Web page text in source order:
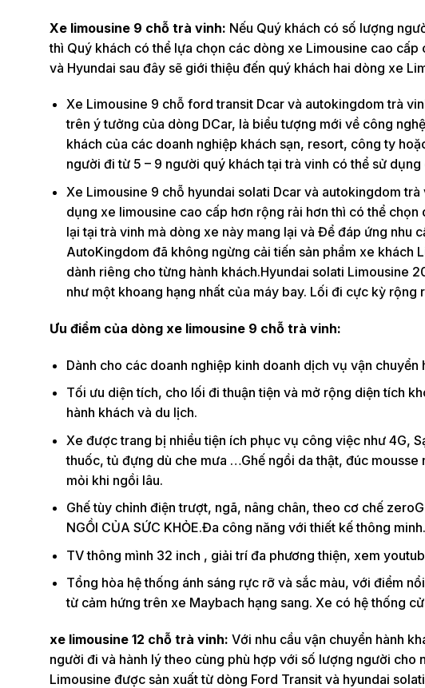
Xe limousine 9 chỗ trà vinh: Nếu Quý khách có số lượng
thì Quý khách có thể lựa chọn các dòng xe Limousine cao
và Hyundai sau đây sẽ giới thiệu đến quý khách hai dòng xe
Xe Limousine 9 chỗ ford transit Dcar và autokingdom trà
trên ý tưởng của dòng DCar, là biểu tượng mới về công
khách của các doanh nghiệp khách sạn, resort, công ty
người đi từ 5 – 9 người quý khách tại trà vinh có thể sử dụng
Xe Limousine 9 chỗ hyundai solati Dcar và autokingdom
dụng xe limousine cao cấp hơn rộng rải hơn thì có thể
lại tại trà vinh mà dòng xe này mang lại và Để đáp ứng nhu
AutoKingdom đã không ngừng cải tiến sản phẩm xe khách
dành riêng cho từng hành khách.Hyundai solati Limousine
như một khoang hạng nhất của máy bay. Lối đi cực kỳ rộng
Ưu điểm của dòng xe limousine 9 chỗ trà vinh:
Dành cho các doanh nghiệp kinh doanh dịch vụ vận
Tối ưu diện tích, cho lối đi thuận tiện và mở rộng diện tích
hành khách và du lịch.
Xe được trang bị nhiều tiện ích phục vụ công việc như 4G,
thuốc, tủ đựng dù che mưa …Ghế ngồi da thật, đúc
mỏi khi ngồi lâu.
Ghế tùy chỉnh điện trượt, ngã, nâng chân, theo cơ chế
NGỒI CỦA SỨC KHỎE.Đa công năng với thiết kế thông minh.
TV thông mình 32 inch , giải trí đa phương thiện, xem
Tổng hòa hệ thống ánh sáng rực rỡ và sắc màu, với điểm
từ cảm hứng trên xe Maybach hạng sang. Xe có hệ thống
xe limousine 12 chỗ trà vinh: Với nhu cầu vận chuyển hành
người đi và hành lý theo cùng phù hợp với số lượng người
Limousine được sản xuất từ dòng Ford Transit và hyundai